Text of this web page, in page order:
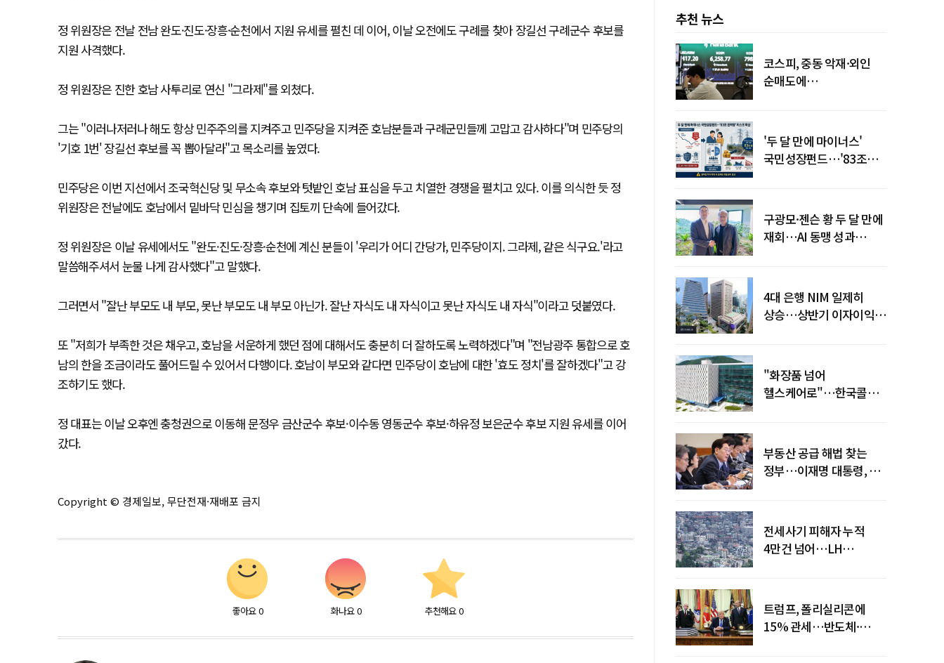
정 위원장은 전날 전남 완도·진도·장흥·순천에서 지원 유세를 펼친 데 이어, 이날 오전에도 구례를 찾아 장길선 구례군수 후보를
지원 사격했다.
정 위원장은 진한 호남 사투리로 연신 "그라제"를 외쳤다.
그는 "이러나저러나 해도 항상 민주주의를 지켜주고 민주당을 지켜준 호남분들과 구례군민들께 고맙고 감사하다"며 민주당의
'기호 1번' 장길선 후보를 꼭 뽑아달라"고 목소리를 높였다.
민주당은 이번 지선에서 조국혁신당 및 무소속 후보와 텃밭인 호남 표심을 두고 치열한 경쟁을 펼치고 있다. 이를 의식한 듯 정
위원장은 전날에도 호남에서 밑바닥 민심을 챙기며 집토끼 단속에 들어갔다.
정 위원장은 이날 유세에서도 "완도·진도·장흥·순천에 계신 분들이 '우리가 어디 간당가, 민주당이지. 그라제, 같은 식구요.'라고
말씀해주셔서 눈물 나게 감사했다"고 말했다.
그러면서 "잘난 부모도 내 부모, 못난 부모도 내 부모 아닌가. 잘난 자식도 내 자식이고 못난 자식도 내 자식"이라고 덧붙였다.
또 "저희가 부족한 것은 채우고, 호남을 서운하게 했던 점에 대해서도 충분히 더 잘하도록 노력하겠다"며 "전남광주 통합으로 호
남의 한을 조금이라도 풀어드릴 수 있어서 다행이다. 호남이 부모와 같다면 민주당이 호남에 대한 '효도 정치'를 잘하겠다"고 강
조하기도 했다.
정 대표는 이날 오후엔 충청권으로 이동해 문정우 금산군수 후보·이수동 영동군수 후보·하유정 보은군수 후보 지원 유세를 이어
갔다.
Copyright © 경제일보, 무단전재·재배포 금지
좋아요 0 화나요 0 추천해요 0
추천 뉴스
코스피, 중동 악재·외인
순매도에
'두 달 만에 마이너스'
국민성장펀드…'83조
구광모·젠슨 황 두 달 만에
재회…AI 동맹 성과
4대 은행 NIM 일제히
상승…상반기 이자이익
"화장품 넘어
헬스케어로"…한국콜마,
부동산 공급 해법 찾는
정부…이재명 대통령, 2차
전세사기 피해자 누적
4만건 넘어…LH
트럼프, 폴리실리콘에
15% 관세…반도체·